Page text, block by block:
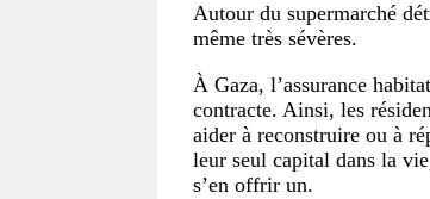
Autour du supermarché
même très sévères.
À Gaza, l’assurance
contracte. Ainsi, les
aider à reconstruire ou à
leur seul capital dans la
s’en offrir un.